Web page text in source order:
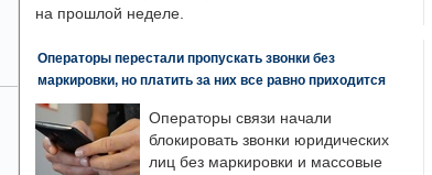
на прошлой неделе.
Операторы перестали пропускать звонки без
маркировки, но платить за них все равно приходится
Операторы связи начали
блокировать звонки юридических
лиц без маркировки и массовые